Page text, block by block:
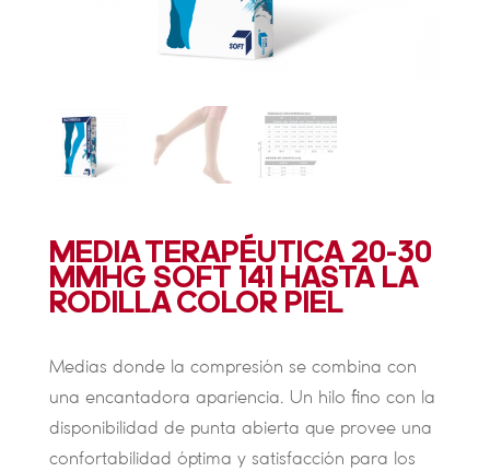
MEDIA TERAPÉUTICA 20-30
MMHG SOFT 141 HASTA LA
RODILLA COLOR PIEL
Medias donde la compresión se combina con
una encantadora apariencia. Un hilo fino con la
disponibilidad de punta abierta que provee una
confortabilidad óptima y satisfacción para los